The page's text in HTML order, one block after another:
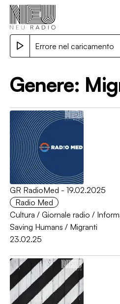
Errore nel caricamento
Genere:
GR RadioMed - 19.02.2025
Radio Med
Cultura / Giornale radio /
Saving Humans / Migranti
23.02.25